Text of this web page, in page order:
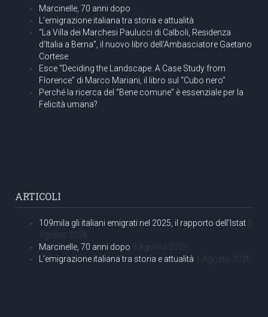
Marcinelle, 70 anni dopo
L’emigrazione italiana tra storia e attualità
“La Villa dei Marchesi Paulucci di Calboli, Residenza
d’Italia a Berna”, il nuovo libro dell’Ambasciatore Gaetano
Cortese
Esce “Deciding the Landscape. A Case Study from
Florence” di Marco Mariani, il libro sul “Cubo nero”
Perché la ricerca del “Bene comune” è essenziale per la
Felicità umana?
ARTICOLI
109mila gli italiani emigrati nel 2025, il rapporto dell’Istat 5
Agosto 2026
Marcinelle, 70 anni dopo 5 Agosto 2026
L’emigrazione italiana tra storia e attualità 1 Agosto 2026